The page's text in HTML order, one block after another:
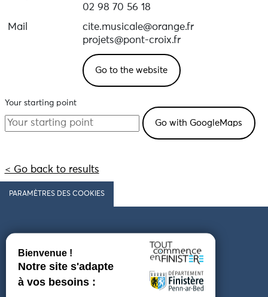
02 98 70 56 18
Mail
cite.musicale@orange.fr
projets@pont-croix.fr
Go to the website
Your starting point
< Go back to results
PARAMÈTRES DES COOKIES
Follow us